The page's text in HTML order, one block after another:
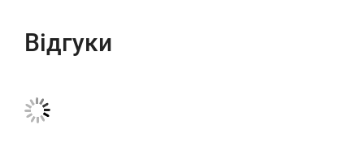
Відгуки